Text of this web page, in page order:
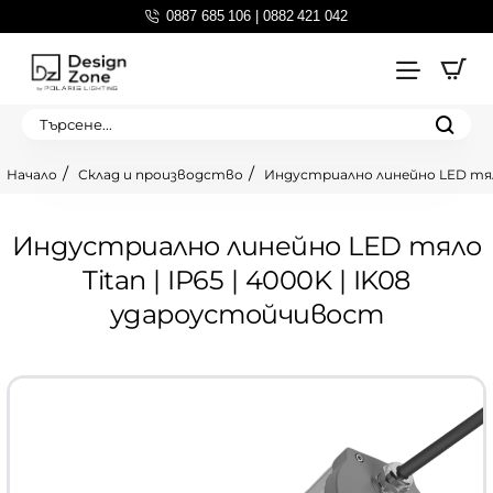
0887 685 106 | 0882 421 042
Търсене...
Индустриално линейно LED тяло
Titan | IP65 | 4000K | IK08
удароустойчивост
Склад и производство Индустриално линейно LED